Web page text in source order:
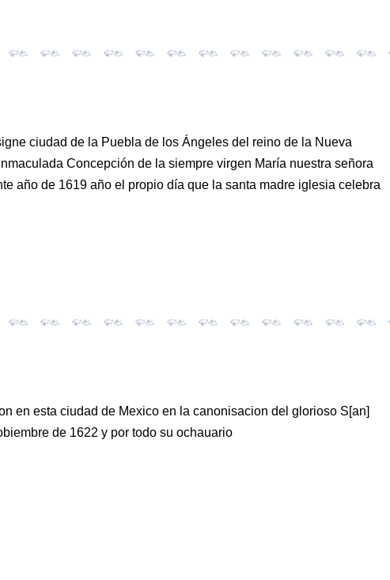
ciudad de la Puebla de los Ángeles del reino de la Nueva
Concepción de la siempre virgen María nuestra señora
año de 1619 año el propio día que la santa madre iglesia celebra
en esta ciudad de Mexico en la canonisacion del glorioso S[an]
de 1622 y por todo su ochauario